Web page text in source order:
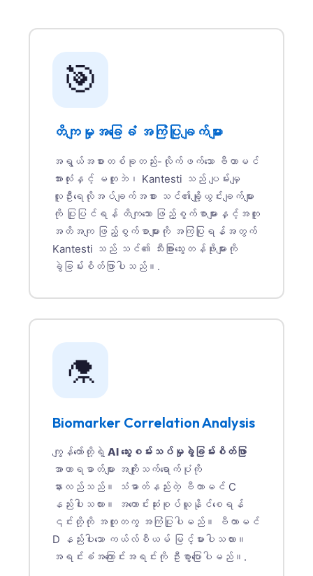
🎯
တိကျမှုအခြေခံ အကြံပြုချက်များ
အရွယ်အစားတစ်ခုတည်း-လိုက်ဖက်သော ဗီတာမင်
အားလုံးနှင့် မတူဘဲ၊ Kantesti သည် ပျမ်းမျှ
လူဦးရေလိုအပ်ချက်အစား သင်၏ချို့ယွင်းချက်များ
ကို ပြုပြင်ရန် တိကျသော ဖြည့်စွက်စာများနှင့်အတူ
အတိအကျ ဖြည့်စွက်စာများကို အကြံပြုရန်အတွက်
Kantesti သည် သင်၏ သီးခြားသွေးတန်ဖိုးများကို
ခွဲခြမ်းစိတ်ဖြာပါသည်။.
⚗️
Biomarker Correlation Analysis
ကျွန်တော်တို့ရဲ့ AI သွေးစမ်းသပ်မှုခွဲခြမ်းစိတ်ဖြာ
အာဟာရဓာတ်များ အကျိုးသက်ရောက်ပုံကို
နားလည်သည်။ သံဓာတ်နည်းတဲ့ ဗီတာမင် C
နည်းပါးသလား။ အကောင်းဆုံးစုပ်ယူနိုင်စေရန်
၎င်းတို့ကို အတူတကွ အကြံပြုပါမည်။ ဗီတာမင်
D နည်းပါးသော ကယ်လ်စီယမ် မြင့်မားပါသလား။
အရင်းခံအကြောင်းအရင်းကို ဦးစွာပြောပါမည်။.